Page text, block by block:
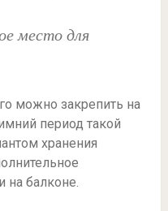
место для
можно закрепить на
период такой
хранения
на балконе.